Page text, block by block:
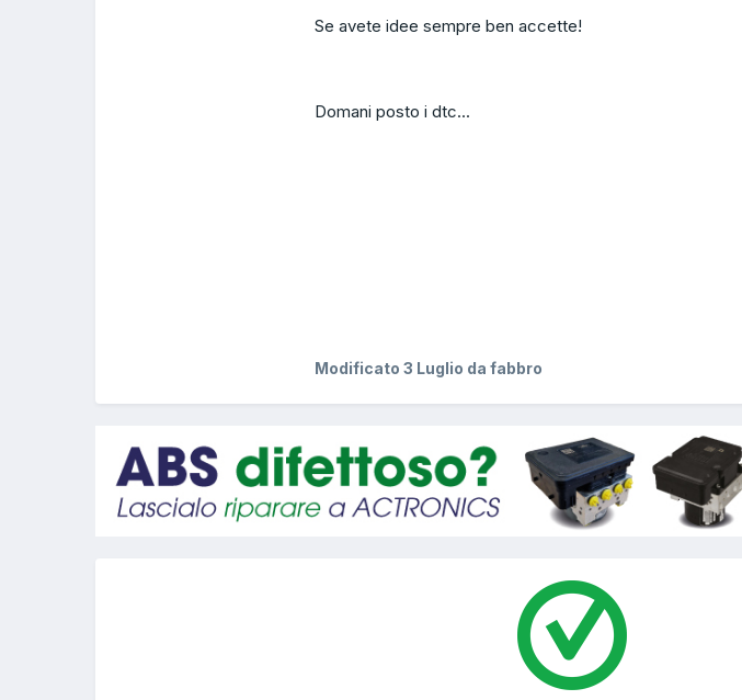
Se avete idee sempre ben accette!
Domani posto i dtc...
Modificato 3 Luglio da fabbro